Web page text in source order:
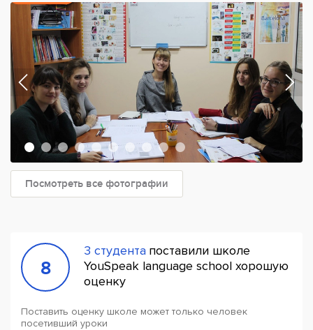
Посмотреть все фотографии
8
3 студента поставили школе
YouSpeak language school хорошую
оценку
Поставить оценку школе может только человек
посетивший уроки